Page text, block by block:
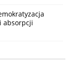
absorpcji